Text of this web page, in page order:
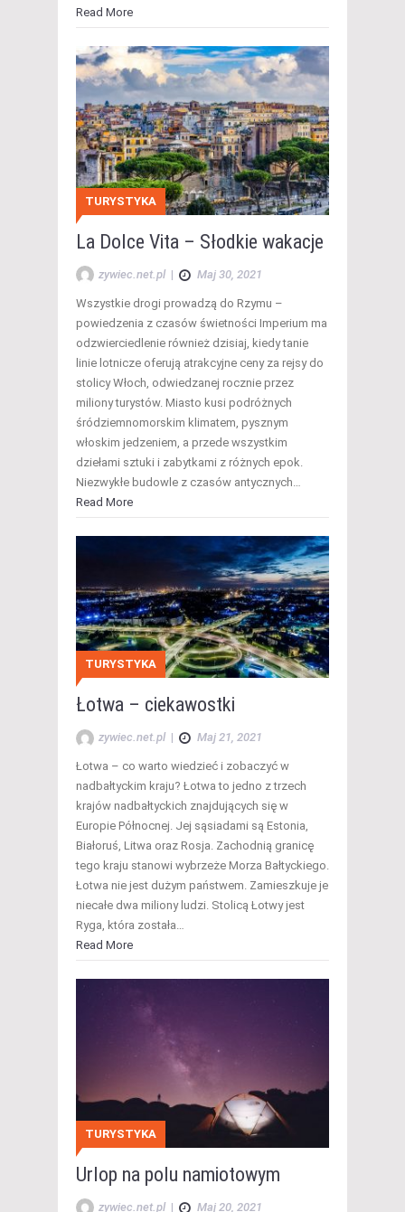
Read More
TURYSTYKA
La Dolce Vita – Słodkie wakacje
zywiec.net.pl | Maj 30, 2021
Wszystkie drogi prowadzą do Rzymu –
powiedzenia z czasów świetności Imperium ma
odzwierciedlenie również dzisiaj, kiedy tanie
linie lotnicze oferują atrakcyjne ceny za rejsy do
stolicy Włoch, odwiedzanej rocznie przez
miliony turystów. Miasto kusi podróżnych
śródziemnomorskim klimatem, pysznym
włoskim jedzeniem, a przede wszystkim
dziełami sztuki i zabytkami z różnych epok.
Niezwykłe budowle z czasów antycznych…
Read More
TURYSTYKA
Łotwa – ciekawostki
zywiec.net.pl | Maj 21, 2021
Łotwa – co warto wiedzieć i zobaczyć w
nadbałtyckim kraju? Łotwa to jedno z trzech
krajów nadbałtyckich znajdujących się w
Europie Północnej. Jej sąsiadami są Estonia,
Białoruś, Litwa oraz Rosja. Zachodnią granicę
tego kraju stanowi wybrzeże Morza Bałtyckiego.
Łotwa nie jest dużym państwem. Zamieszkuje je
niecałe dwa miliony ludzi. Stolicą Łotwy jest
Ryga, która została…
Read More
TURYSTYKA
Urlop na polu namiotowym
zywiec.net.pl | Maj 20, 2021